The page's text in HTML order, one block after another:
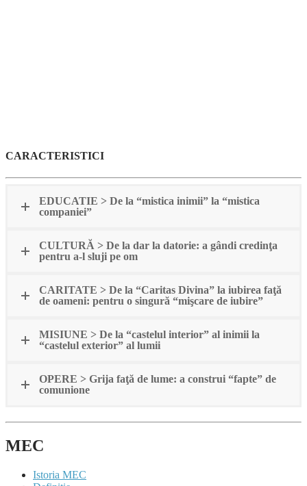
CARACTERISTICI
EDUCATIE > De la “mistica inimii” la “mistica
companiei”
CULTURĂ > De la dar la datorie: a gândi credinţa
pentru a-l sluji pe om
CARITATE > De la “Caritas Divina” la iubirea faţă
de oameni: pentru o singură “mişcare de iubire”
MISIUNE > De la “castelul interior” al inimii la
“castelul exterior” al lumii
OPERE > Grija faţă de lume: a construi “fapte” de
comunione
MEC
Istoria MEC